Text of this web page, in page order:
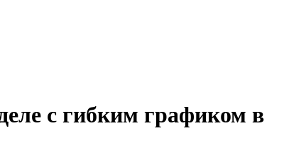
с гибким графиком в